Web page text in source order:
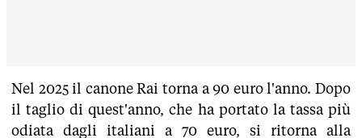
Nel 2025 il canone Rai torna a 90 euro l'anno. Dopo
il taglio di quest'anno, che ha portato la tassa più
odiata dagli italiani a 70 euro, si ritorna alla